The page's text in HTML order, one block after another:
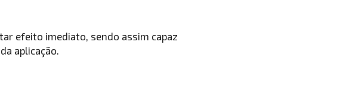
efeito imediato, sendo assim capaz
aplicação.